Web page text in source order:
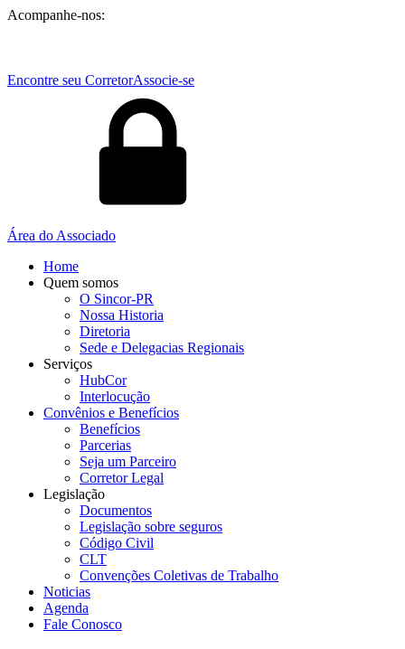
Acompanhe-nos:
Encontre seu CorretorAssocie-se
Área do Associado
Home
Quem somos
O Sincor-PR
Nossa Historia
Diretoria
Sede e Delegacias Regionais
Serviços
HubCor
Interlocução
Convênios e Benefícios
Benefícios
Parcerias
Seja um Parceiro
Corretor Legal
Legislação
Documentos
Legislação sobre seguros
Código Civil
CLT
Convenções Coletivas de Trabalho
Noticias
Agenda
Fale Conosco